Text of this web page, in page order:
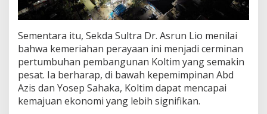
Sementara itu, Sekda Sultra Dr. Asrun Lio menilai
bahwa kemeriahan perayaan ini menjadi cerminan
pertumbuhan pembangunan Koltim yang semakin
pesat. Ia berharap, di bawah kepemimpinan Abd
Azis dan Yosep Sahaka, Koltim dapat mencapai
kemajuan ekonomi yang lebih signifikan.